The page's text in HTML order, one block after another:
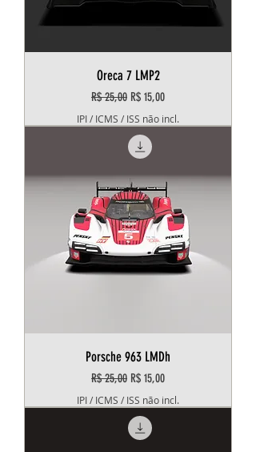
Oreca 7 LMP2
Preço normal
R$ 25,00 Preço promocional
R$ 15,00
IPI / ICMS / ISS não incl.
Porsche 963 LMDh
Preço normal
R$ 25,00 Preço promocional
R$ 15,00
IPI / ICMS / ISS não incl.